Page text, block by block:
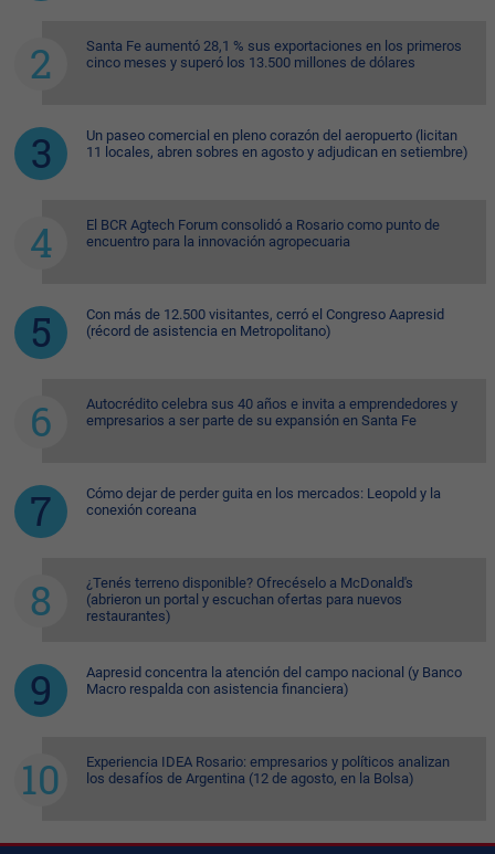
Santa Fe aumentó 28,1 % sus exportaciones en los primeros
cinco meses y superó los 13.500 millones de dólares
Un paseo comercial en pleno corazón del aeropuerto (licitan
11 locales, abren sobres en agosto y adjudican en setiembre)
El BCR Agtech Forum consolidó a Rosario como punto de
encuentro para la innovación agropecuaria
Con más de 12.500 visitantes, cerró el Congreso Aapresid
(récord de asistencia en Metropolitano)
Autocrédito celebra sus 40 años e invita a emprendedores y
empresarios a ser parte de su expansión en Santa Fe
Cómo dejar de perder guita en los mercados: Leopold y la
conexión coreana
¿Tenés terreno disponible? Ofrecéselo a McDonald's
(abrieron un portal y escuchan ofertas para nuevos
restaurantes)
Aapresid concentra la atención del campo nacional (y Banco
Macro respalda con asistencia financiera)
Experiencia IDEA Rosario: empresarios y políticos analizan
los desafíos de Argentina (12 de agosto, en la Bolsa)